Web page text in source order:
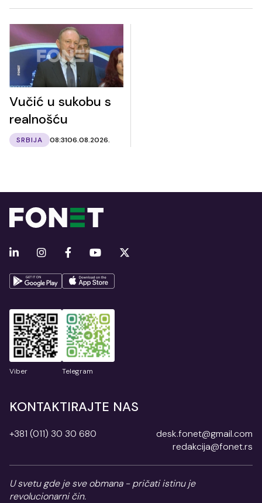
Vučić u sukobu s
realnošću
SRBIJA 08:3106.08.2026.
Viber Telegram
KONTAKTIRAJTE NAS
+381 (011) 30 30 680
desk.fonet@gmail.com
redakcija@fonet.rs
U svetu gde je sve obmana - pričati istinu je
revolucionarni čin.